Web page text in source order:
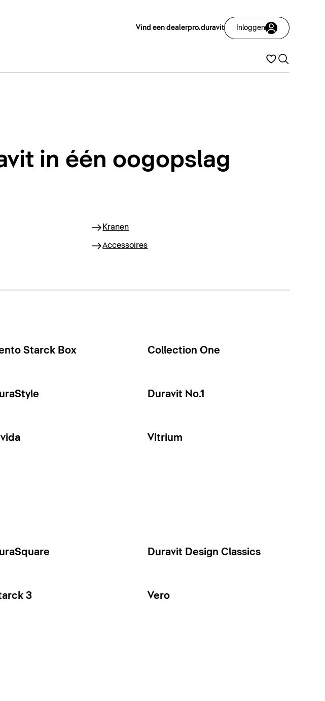
Vind een dealerpro.duravit Inloggen
in één oogopslag
Kranen
Accessoires
Starck Box Collection One
Duravit No.1
Vitrium
Duravit Design Classics
3 Vero